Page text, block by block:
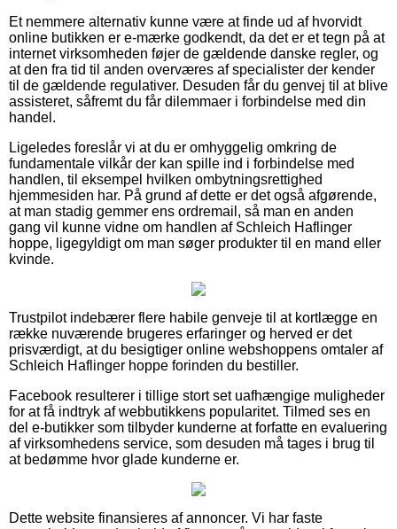
Et nemmere alternativ kunne være at finde ud af hvorvidt
online butikken er e-mærke godkendt, da det er et tegn på at
internet virksomheden føjer de gældende danske regler, og
at den fra tid til anden overværes af specialister der kender
til de gældende regulativer. Desuden får du genvej til at blive
assisteret, såfremt du får dilemmaer i forbindelse med din
handel.
Ligeledes foreslår vi at du er omhyggelig omkring de
fundamentale vilkår der kan spille ind i forbindelse med
handlen, til eksempel hvilken ombytningsrettighed
hjemmesiden har. På grund af dette er det også afgørende,
at man stadig gemmer ens ordremail, så man en anden
gang vil kunne vidne om handlen af Schleich Haflinger
hoppe, ligegyldigt om man søger produkter til en mand eller
kvinde.
Trustpilot indebærer flere habile genveje til at kortlægge en
række nuværende brugeres erfaringer og herved er det
prisværdigt, at du besigtiger online webshoppens omtaler af
Schleich Haflinger hoppe forinden du bestiller.
Facebook resulterer i tillige stort set uafhængige muligheder
for at få indtryk af webbutikkens popularitet. Tilmed ses en
del e-butikker som tilbyder kunderne at forfatte en evaluering
af virksomhedens service, som desuden må tages i brug til
at bedømme hvor glade kunderne er.
Dette website finansieres af annoncer. Vi har faste